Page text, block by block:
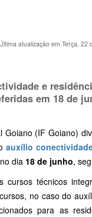
Última atualização em Terça, 22
e
em 18 de
(IF Goiano)
auxílio
dia 18 de junho,
cursos técnicos
no caso do
para as